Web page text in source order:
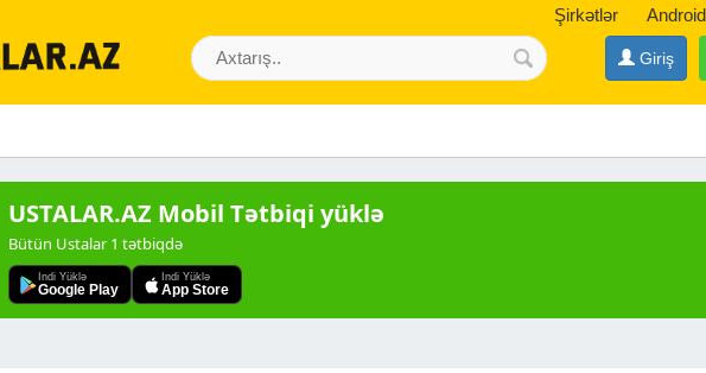
Şirkətlər Android
Giriş
USTALAR.AZ Mobil Tətbiqi yüklə
Bütün Ustalar 1 tətbiqdə
Indi Yüklə
Google Play
Indi Yüklə
App Store